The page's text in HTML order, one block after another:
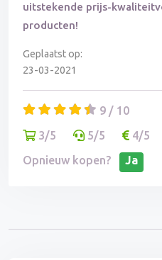
uitstekende prijs-
producten!
Geplaatst op:
23-03-2021
9 / 10
3/5
5/5 4/5
Opnieuw kopen?
Ja